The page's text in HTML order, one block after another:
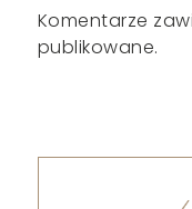
Komentarze
publikowane.